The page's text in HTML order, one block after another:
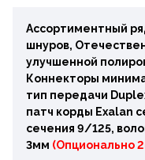
Ассортиментный
шнуров,
улучшенной
Коннекторы
тип передачи
патч корды Exalan
сечения 9/125,
3мм (Опционально